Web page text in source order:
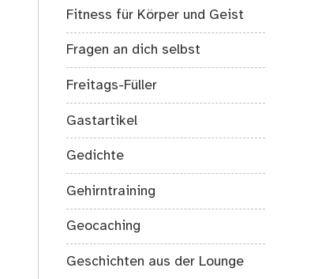
Fitness für Körper und Geist
Fragen an dich selbst
Freitags-Füller
Gastartikel
Gedichte
Gehirntraining
Geocaching
Geschichten aus der Lounge